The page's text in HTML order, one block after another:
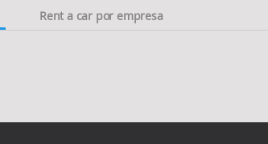
Rent a car por empresa